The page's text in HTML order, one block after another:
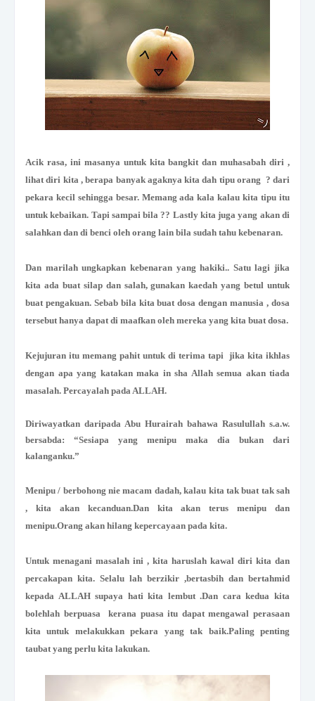
Acik rasa, ini masanya untuk kita bangkit dan muhasabah diri ,
lihat diri kita , berapa banyak agaknya kita dah tipu orang ? dari
pekara kecil sehingga besar. Memang ada kala kalau kita tipu itu
untuk kebaikan. Tapi sampai bila ?? Lastly kita juga yang akan di
salahkan dan di benci oleh orang lain bila sudah tahu kebenaran.
Dan marilah ungkapkan kebenaran yang hakiki.. Satu lagi jika
kita ada buat silap dan salah, gunakan kaedah yang betul untuk
buat pengakuan. Sebab bila kita buat dosa dengan manusia , dosa
tersebut hanya dapat di maafkan oleh mereka yang kita buat dosa.
Kejujuran itu memang pahit untuk di terima tapi jika kita ikhlas
dengan apa yang katakan maka in sha Allah semua akan tiada
masalah. Percayalah pada ALLAH.
Diriwayatkan daripada Abu Hurairah bahawa Rasulullah s.a.w.
bersabda: “Sesiapa yang menipu maka dia bukan dari
kalanganku.”
Menipu / berbohong nie macam dadah, kalau kita tak buat tak sah
, kita akan kecanduan.Dan kita akan terus menipu dan
menipu.Orang akan hilang kepercayaan pada kita.
Untuk menagani masalah ini , kita haruslah kawal diri kita dan
percakapan kita. Selalu lah berzikir ,bertasbih dan bertahmid
kepada ALLAH supaya hati kita lembut .Dan cara kedua kita
bolehlah berpuasa kerana puasa itu dapat mengawal perasaan
kita untuk melakukkan pekara yang tak baik.Paling penting
taubat yang perlu kita lakukan.